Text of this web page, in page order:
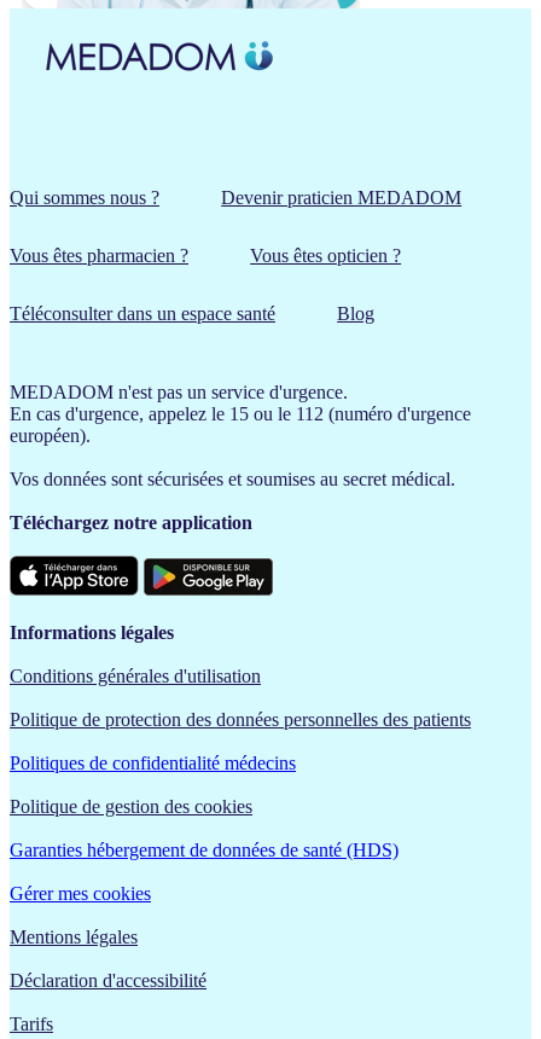
Qui sommes nous ? Devenir praticien MEDADOM
Vous êtes pharmacien ? Vous êtes opticien ?
Téléconsulter dans un espace santé Blog
MEDADOM n'est pas un service d'urgence.
En cas d'urgence, appelez le 15 ou le 112 (numéro d'urgence
européen).
Vos données sont sécurisées et soumises au secret médical.
Téléchargez notre application
Informations légales
Conditions générales d'utilisation
Politique de protection des données personnelles des patients
Politiques de confidentialité médecins
Politique de gestion des cookies
Garanties hébergement de données de santé (HDS)
Gérer mes cookies
Mentions légales
Déclaration d'accessibilité
Tarifs